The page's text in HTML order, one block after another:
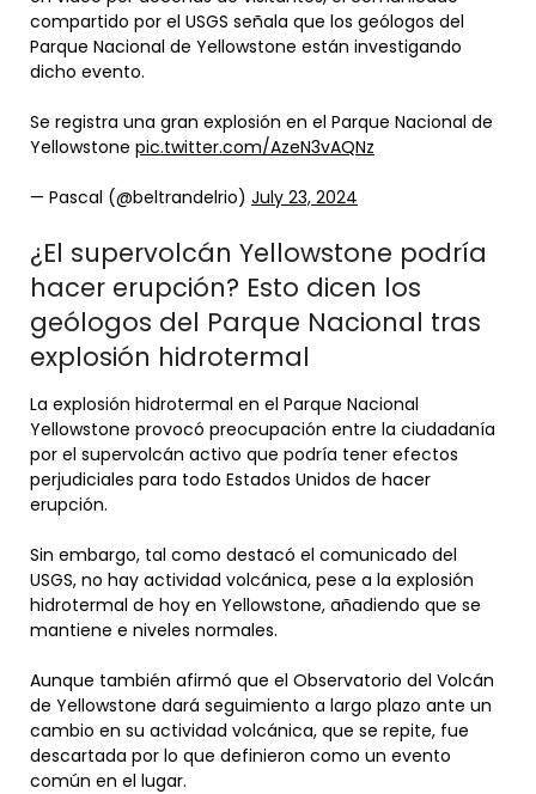
compartido por el USGS señala que los geólogos del
Parque Nacional de Yellowstone están investigando
dicho evento.
Se registra una gran explosión en el Parque Nacional de
Yellowstone pic.twitter.com/AzeN3vAQNz
— Pascal (@beltrandelrio) July 23, 2024
¿El supervolcán Yellowstone podría
hacer erupción? Esto dicen los
geólogos del Parque Nacional tras
explosión hidrotermal
La explosión hidrotermal en el Parque Nacional
Yellowstone provocó preocupación entre la ciudadanía
por el supervolcán activo que podría tener efectos
perjudiciales para todo Estados Unidos de hacer
erupción.
Sin embargo, tal como destacó el comunicado del
USGS, no hay actividad volcánica, pese a la explosión
hidrotermal de hoy en Yellowstone, añadiendo que se
mantiene e niveles normales.
Aunque también afirmó que el Observatorio del Volcán
de Yellowstone dará seguimiento a largo plazo ante un
cambio en su actividad volcánica, que se repite, fue
descartada por lo que definieron como un evento
común en el lugar.